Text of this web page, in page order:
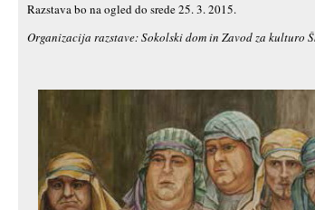
Razstava bo na ogled do srede 25. 3. 2015.
Organizacija razstave: Sokolski dom in Zavod za kulturo